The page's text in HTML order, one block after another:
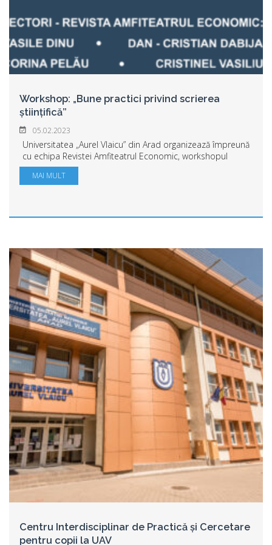
Workshop: „Bune practici privind scrierea
științifică”
05.02.2023
Universitatea „Aurel Vlaicu” din Arad organizează împreună
cu echipa Revistei Amfiteatrul Economic, workshopul
„Bune practici privind scrierea științifică”. Revista este cea
mai bine cotată revistă di...
MAI MULT
Centru Interdisciplinar de Practică și Cercetare
pentru copii la UAV